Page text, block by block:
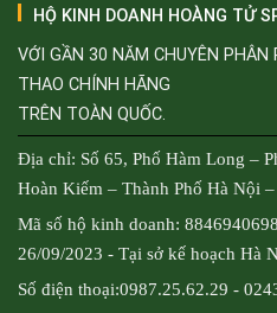
HỘ KINH DOANH HOÀNG TỬ
VỚI GẦN 30 NĂM CHUYÊN PHÂN
THAO CHÍNH HÃNG
TRÊN TOÀN QUỐC.
Địa chỉ: Số 65, Phố Hàm Long –
Hoàn Kiếm – Thành Phố Hà Nội
Mã số hộ kinh doanh:
26/09/2023 - Tại sở kế hoạch Hà
Số điện thoại:0987.25.62.29 -